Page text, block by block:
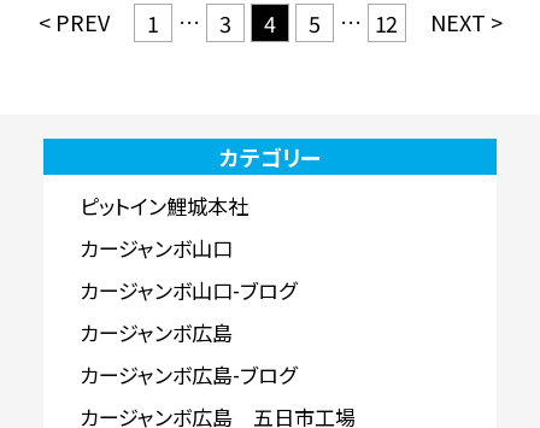
< PREV 1 … 3 4 5 … 12 NEXT >
カテゴリー
ピットイン鯉城本社
カージャンボ山口
カージャンボ山口-ブログ
カージャンボ広島
カージャンボ広島-ブログ
カージャンボ広島 五日市工場